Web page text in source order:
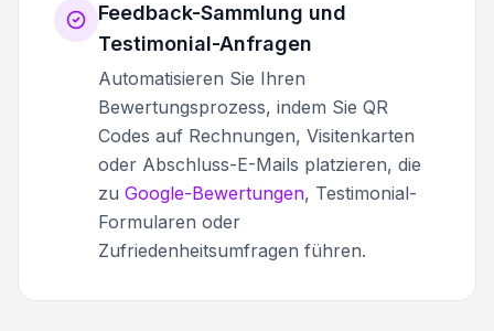
Feedback-Sammlung und
Testimonial-Anfragen
Automatisieren Sie Ihren
Bewertungsprozess, indem Sie QR
Codes auf Rechnungen, Visitenkarten
oder Abschluss-E-Mails platzieren, die
zu Google-Bewertungen, Testimonial-
Formularen oder
Zufriedenheitsumfragen führen.